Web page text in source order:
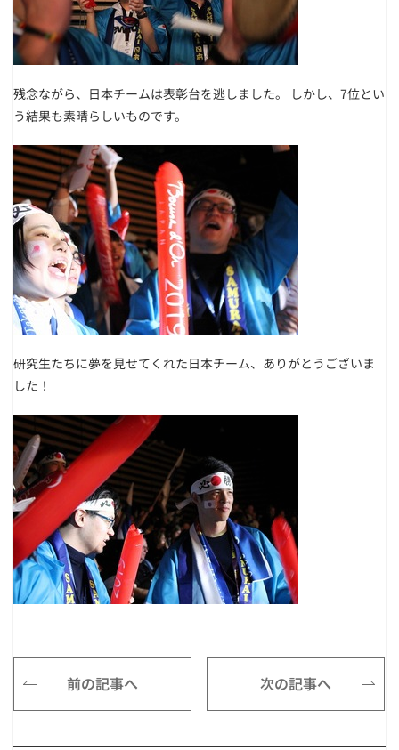
残念ながら、日本チームは表彰台を逃しました。 しかし、7位とい
う結果も素晴らしいものです。
研究生たちに夢を見せてくれた日本チーム、ありがとうございま
した！
前の記事へ 次の記事へ